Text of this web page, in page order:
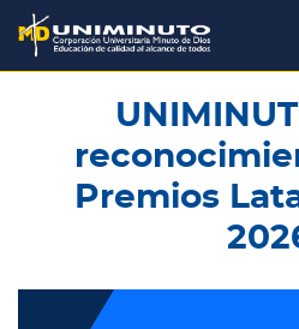
Pasar
contenido
principal
Premios